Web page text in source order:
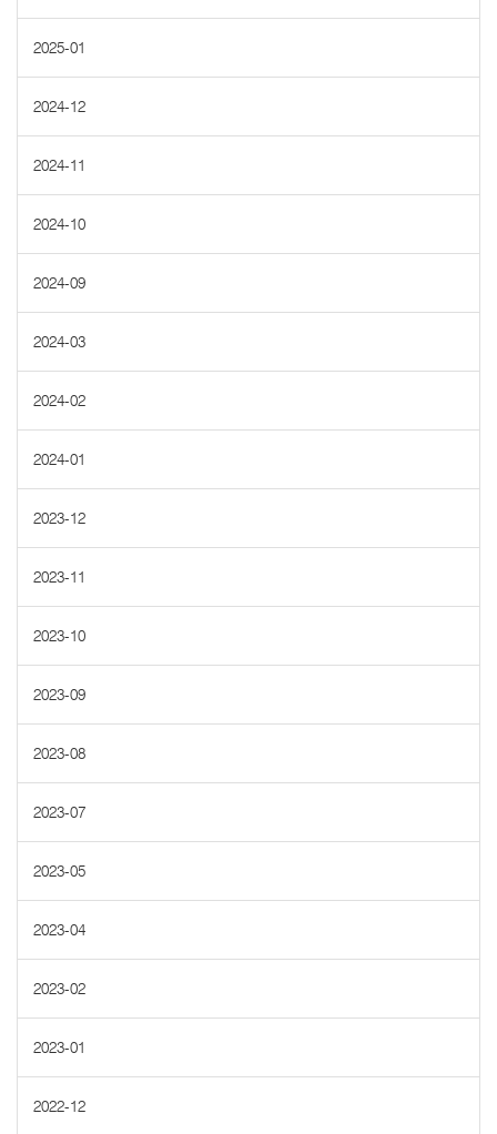
2025-01
2024-12
2024-11
2024-10
2024-09
2024-03
2024-02
2024-01
2023-12
2023-11
2023-10
2023-09
2023-08
2023-07
2023-05
2023-04
2023-02
2023-01
2022-12